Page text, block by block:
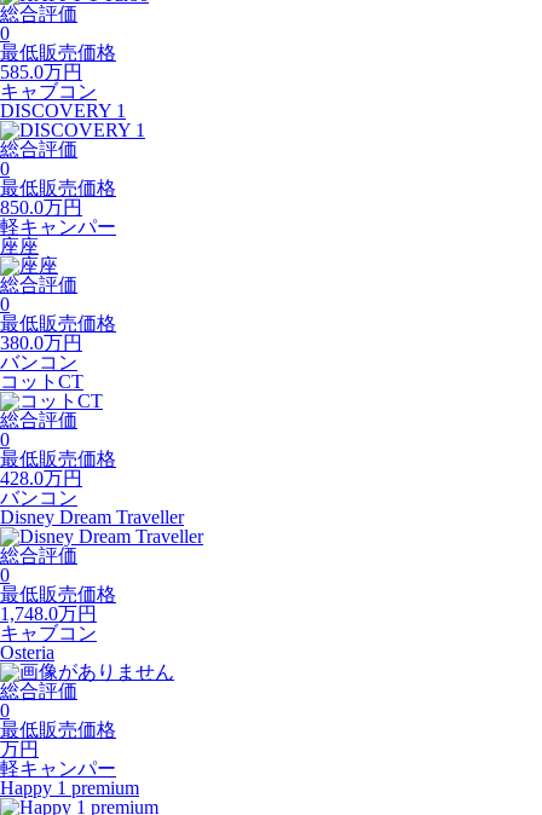
総合評価
0
最低販売価格
585.0万円
キャブコン
DISCOVERY 1
総合評価
0
最低販売価格
850.0万円
軽キャンパー
座座
総合評価
0
最低販売価格
380.0万円
バンコン
コットCT
総合評価
0
最低販売価格
428.0万円
バンコン
Disney Dream Traveller
総合評価
0
最低販売価格
1,748.0万円
キャブコン
Osteria
総合評価
0
最低販売価格
万円
軽キャンパー
Happy 1 premium